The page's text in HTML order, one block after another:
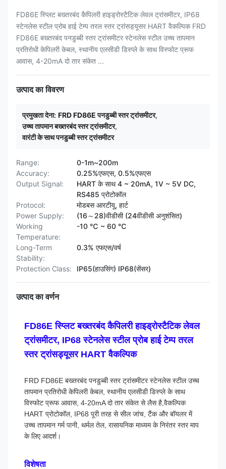
FD86E स्प्लिट बख्तरबंद कैपिलरी हाइड्रोस्टैटिक लेवल ट्रांसमीटर, IP68
स्टेनलेस स्टील प्रोब हाई टेम्प तरल स्तर ट्रांसड्यूसर HART वैकल्पिक FRD
FD86E बख्तरबंद पनडुब्बी स्तर ट्रांसमीटर स्टेनलेस स्टील उच्च तापमान
प्रतिरोधी केपिलरी केबल, स्थानीय एलसीडी डिस्प्ले के साथ विस्फोट प्रूफ
आवास, 4-20mA दो तार संकेत ...
उत्पाद का विवरण
प्रमुखता देना: FRD FD86E पनडुब्बी स्तर ट्रांसमीटर,
उच्च तापमान बख्तरबंद स्तर ट्रांसमीटर,
वारंटी के साथ पनडुब्बी स्तर ट्रांसमीटर
Range:
0-1m~200m
Accuracy:
0.25%एफएस, 0.5%एफएस
Output Signal:
HART के साथ 4 ~ 20mA, 1V ~ 5V DC,
RS485 प्रोटोकॉल
Protocol:
मोडबस आरटीयू, हार्ट
Power Supply:
(16～28)वीडीसी (24वीडीसी अनुशंसित)
Working
Temperature:
-10 ℃ ~ 60 ℃
Long-Term
Stability:
0.3% एफएस/वर्ष
Protection Class: IP65(हाउसिंग) IP68(सेंसर)
उत्पाद का वर्णन
FD86E स्प्लिट बख्तरबंद कैपिलरी हाइड्रोस्टैटिक लेवल
ट्रांसमीटर, IP68 स्टेनलेस स्टील प्रोब हाई टेम्प तरल
स्तर ट्रांसड्यूसर HART वैकल्पिक
FRD FD86E बख्तरबंद पनडुब्बी स्तर ट्रांसमीटर स्टेनलेस स्टील उच्च
तापमान प्रतिरोधी केपिलरी केबल, स्थानीय एलसीडी डिस्प्ले के साथ
विस्फोट प्रूफ आवास, 4-20mA दो तार संकेत से लैस है,वैकल्पिक
HART प्रोटोकॉल, IP68 पूरी तरह से सील जांच, टैंक और बॉयलर में
उच्च तापमान गर्म पानी, थर्मल तेल, रासायनिक माध्यम के निरंतर स्तर माप
के लिए आदर्श।
विशेषता